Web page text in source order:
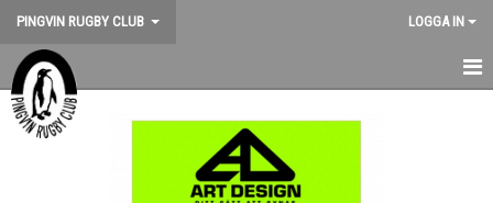
PINGVIN RUGBY CLUB LOGGA IN
HEM